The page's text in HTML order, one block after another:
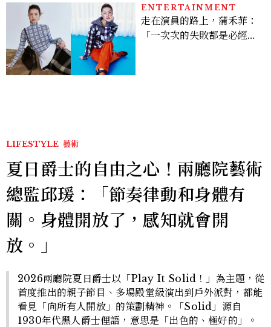
ENTERTAINMENT
走在演員的路上，蒲禾菲：
「一次次的失敗都是必經過
LIFESTYLE 藝術
夏日爵士的自由之心！兩廳院藝術
總監邱瑗：「節奏律動和身體有
關。身體開放了，感知就會開
放。」
2026兩廳院夏日爵士以「Play It Solid！」為主題，從
首度推出的親子節目、多場殿堂級演出到戶外派對，都能
看見「向所有人開放」的策劃精神。「Solid」源自
1930年代黑人爵士俚語，意思是「出色的、極好的」。